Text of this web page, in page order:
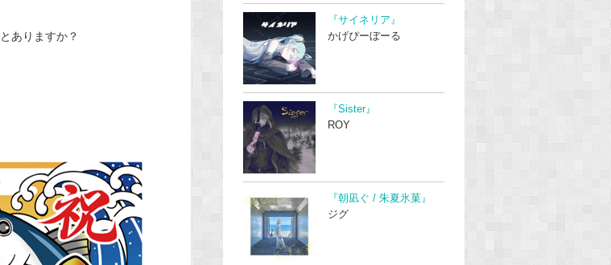
ありますか？
『サイネリア』
かげぴーぼーる
『Sister』
ROY
『朝凪ぐ / 朱夏氷菓』
ジグ